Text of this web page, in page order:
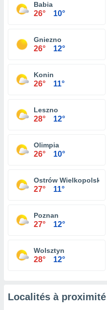
Babia
26° 10°
Gniezno
26° 12°
Konin
26° 11°
Leszno
28° 12°
Olimpia
26° 10°
Ostrów Wielkopolski
27° 11°
Poznan
27° 12°
Wolsztyn
28° 12°
Localités à proximité